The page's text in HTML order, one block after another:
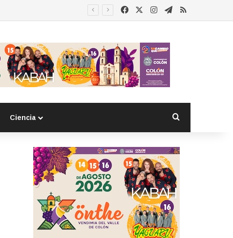
FacebookInstagram
Telegram
RSS
Ciencia